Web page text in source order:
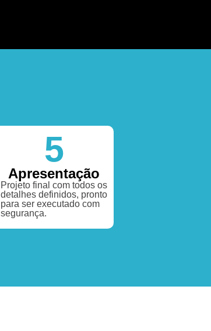
5
Apresentação
Projeto final com todos os
detalhes definidos, pronto
para ser executado com
segurança.